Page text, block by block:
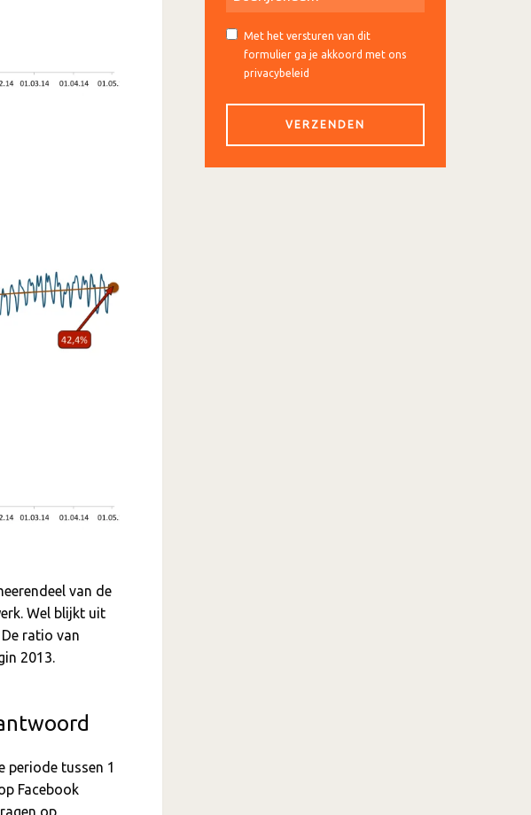
van de
Wel blijkt uit
ratio van
2013.
periode tussen 1
Facebook
op
Met het versturen van dit
formulier ga je akkoord met ons
privacybeleid